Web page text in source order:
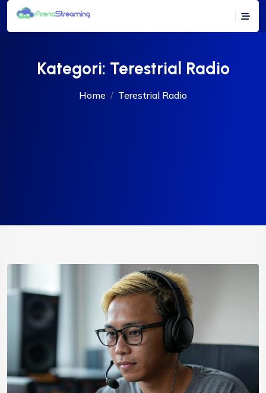
Kategori: Terestrial Radio
Home Terestrial Radio